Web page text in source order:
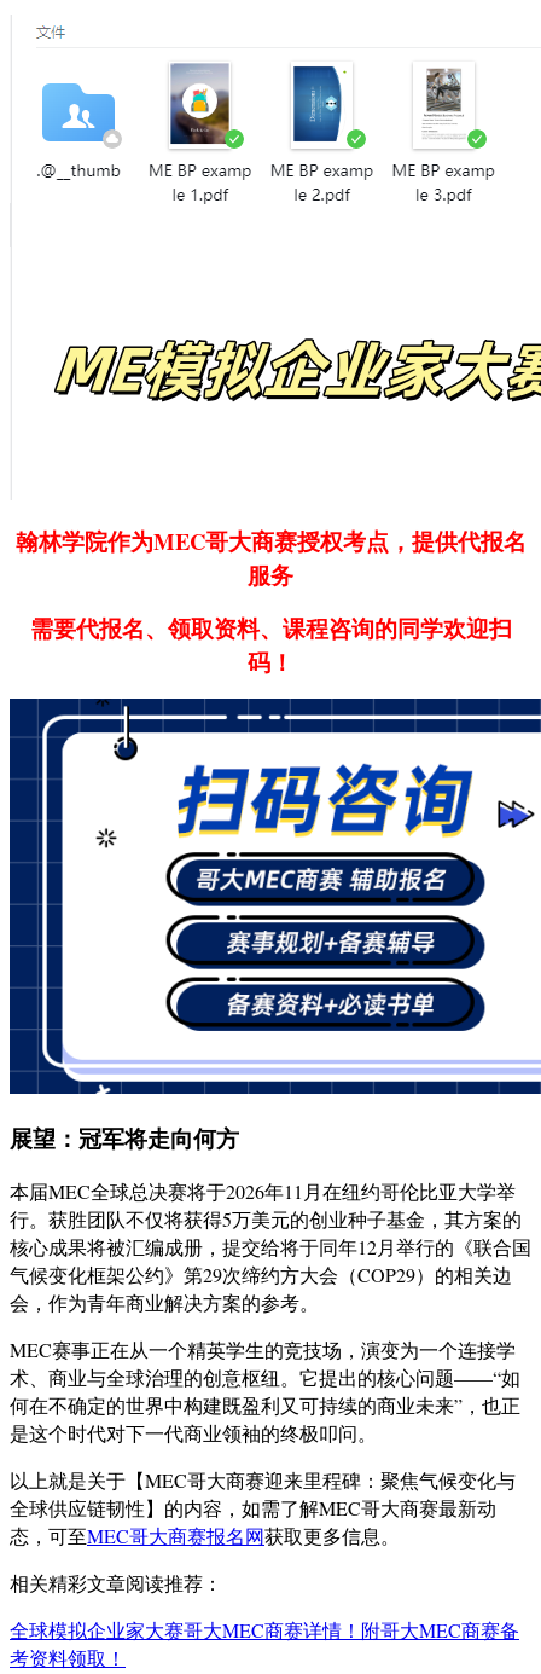
翰林学院作为MEC哥大商赛授权考点，提供代报名
服务
需要代报名、领取资料、课程咨询的同学欢迎扫
码！
展望：冠军将走向何方
本届MEC全球总决赛将于2026年11月在纽约哥伦比亚大学举
行。获胜团队不仅将获得5万美元的创业种子基金，其方案的
核心成果将被汇编成册，提交给将于同年12月举行的《联合国
气候变化框架公约》第29次缔约方大会（COP29）的相关边
会，作为青年商业解决方案的参考。
MEC赛事正在从一个精英学生的竞技场，演变为一个连接学
术、商业与全球治理的创意枢纽。它提出的核心问题——“如
何在不确定的世界中构建既盈利又可持续的商业未来”，也正
是这个时代对下一代商业领袖的终极叩问。
以上就是关于【MEC哥大商赛迎来里程碑：聚焦气候变化与
全球供应链韧性】的内容，如需了解MEC哥大商赛最新动
态，可至MEC哥大商赛报名网获取更多信息。
相关精彩文章阅读推荐：
全球模拟企业家大赛哥大MEC商赛详情！附哥大MEC商赛备
考资料领取！